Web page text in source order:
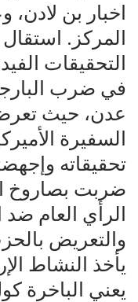
اخبار بن
المركز.
التحقيقات
في ضرب
عدن، حيث
السفيرة
تحقيقاته
ضربت بصاروخ
الرأي العام
والتعريض
يأخذ النشاط
يعني الباخرة